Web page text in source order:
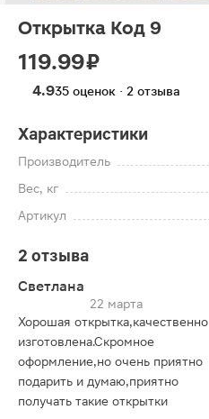
Открытка Код 9
119.99 ₽
4.935 оценок · 2 отзыва
Характеристики
Производитель
Вес, кг
Артикул
2 отзыва
Светлана
22 марта
Хорошая открытка,качественно
изготовлена.Скромное
оформление,но очень приятно
подарить и думаю,приятно
получать такие открытки